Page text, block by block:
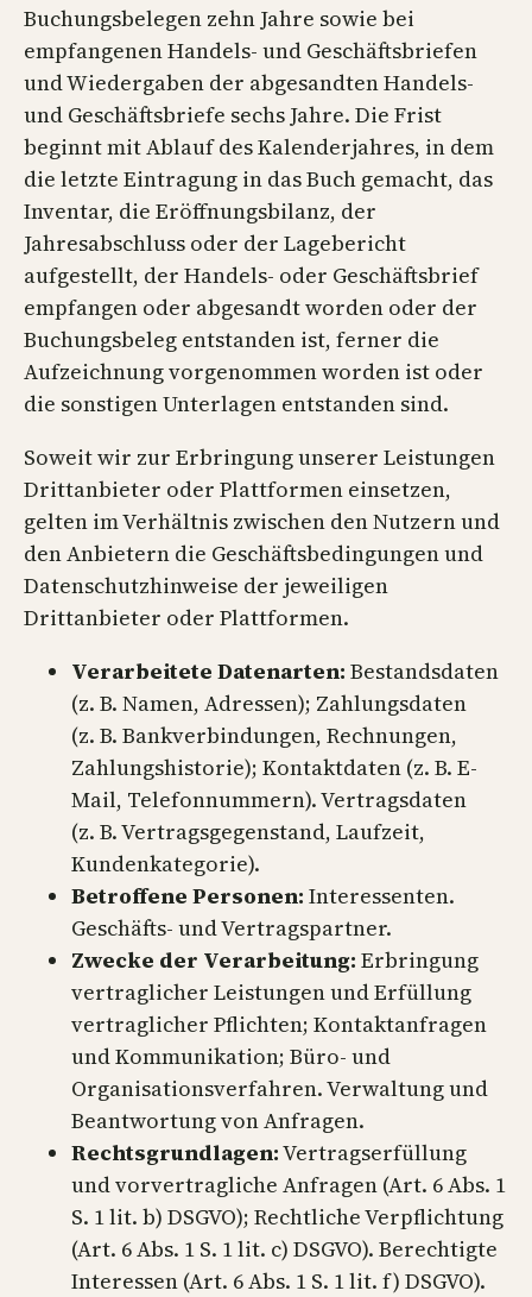
Buchungsbelegen zehn Jahre sowie bei
empfangenen Handels- und Geschäftsbriefen
und Wiedergaben der abgesandten Handels-
und Geschäftsbriefe sechs Jahre. Die Frist
beginnt mit Ablauf des Kalenderjahres, in dem
die letzte Eintragung in das Buch gemacht, das
Inventar, die Eröffnungsbilanz, der
Jahresabschluss oder der Lagebericht
aufgestellt, der Handels- oder Geschäftsbrief
empfangen oder abgesandt worden oder der
Buchungsbeleg entstanden ist, ferner die
Aufzeichnung vorgenommen worden ist oder
die sonstigen Unterlagen entstanden sind.
Soweit wir zur Erbringung unserer Leistungen
Drittanbieter oder Plattformen einsetzen,
gelten im Verhältnis zwischen den Nutzern und
den Anbietern die Geschäftsbedingungen und
Datenschutzhinweise der jeweiligen
Drittanbieter oder Plattformen.
Verarbeitete Datenarten: Bestandsdaten
(z. B. Namen, Adressen); Zahlungsdaten
(z. B. Bankverbindungen, Rechnungen,
Zahlungshistorie); Kontaktdaten (z. B. E-
Mail, Telefonnummern). Vertragsdaten
(z. B. Vertragsgegenstand, Laufzeit,
Kundenkategorie).
Betroffene Personen: Interessenten.
Geschäfts- und Vertragspartner.
Zwecke der Verarbeitung: Erbringung
vertraglicher Leistungen und Erfüllung
vertraglicher Pflichten; Kontaktanfragen
und Kommunikation; Büro- und
Organisationsverfahren. Verwaltung und
Beantwortung von Anfragen.
Rechtsgrundlagen:Vertragserfüllung
und vorvertragliche Anfragen (Art. 6 Abs. 1
S. 1 lit. b) DSGVO); Rechtliche Verpflichtung
(Art. 6 Abs. 1 S. 1 lit. c) DSGVO). Berechtigte
Interessen (Art. 6 Abs. 1 S. 1 lit. f) DSGVO).